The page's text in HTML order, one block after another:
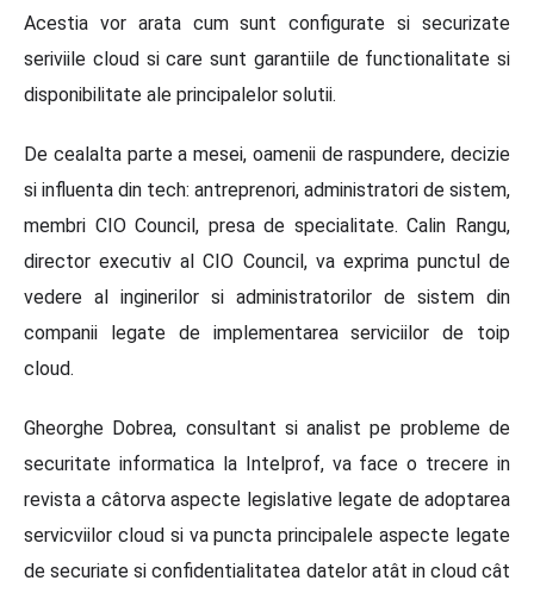
Acestia vor arata cum sunt configurate si securizate
seriviile cloud si care sunt garantiile de functionalitate si
disponibilitate ale principalelor solutii.
De cealalta parte a mesei, oamenii de raspundere, decizie
si influenta din tech: antreprenori, administratori de sistem,
membri CIO Council, presa de specialitate. Calin Rangu,
director executiv al CIO Council, va exprima punctul de
vedere al inginerilor si administratorilor de sistem din
companii legate de implementarea serviciilor de toip
cloud.
Gheorghe Dobrea, consultant si analist pe probleme de
securitate informatica la Intelprof, va face o trecere in
revista a câtorva aspecte legislative legate de adoptarea
servicviilor cloud si va puncta principalele aspecte legate
de securiate si confidentialitatea datelor atât in cloud cât